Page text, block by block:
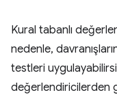
Kural tabanlı
nedenle,
testleri
değerlendiricilerden